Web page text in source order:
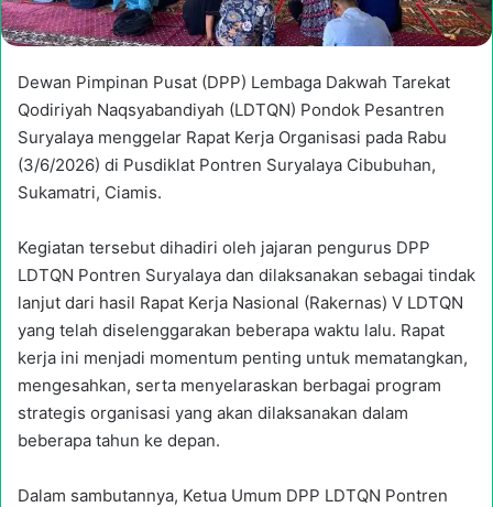
Dewan Pimpinan Pusat (DPP) Lembaga Dakwah Tarekat
Qodiriyah Naqsyabandiyah (LDTQN) Pondok Pesantren
Suryalaya menggelar Rapat Kerja Organisasi pada Rabu
(3/6/2026) di Pusdiklat Pontren Suryalaya Cibubuhan,
Sukamatri, Ciamis.
Kegiatan tersebut dihadiri oleh jajaran pengurus DPP
LDTQN Pontren Suryalaya dan dilaksanakan sebagai tindak
lanjut dari hasil Rapat Kerja Nasional (Rakernas) V LDTQN
yang telah diselenggarakan beberapa waktu lalu. Rapat
kerja ini menjadi momentum penting untuk mematangkan,
mengesahkan, serta menyelaraskan berbagai program
strategis organisasi yang akan dilaksanakan dalam
beberapa tahun ke depan.
Dalam sambutannya, Ketua Umum DPP LDTQN Pontren